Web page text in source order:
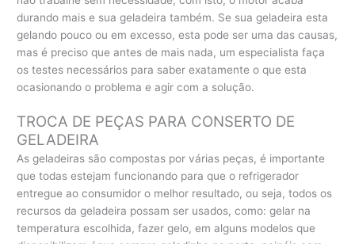
durando mais e sua geladeira também. Se sua geladeira esta
gelando pouco ou em excesso, esta pode ser uma das causas,
mas é preciso que antes de mais nada, um especialista faça
os testes necessários para saber exatamente o que esta
ocasionando o problema e agir com a solução.
TROCA DE PEÇAS PARA CONSERTO DE
GELADEIRA
As geladeiras são compostas por várias peças, é importante
que todas estejam funcionando para que o refrigerador
entregue ao consumidor o melhor resultado, ou seja, todos os
recursos da geladeira possam ser usados, como: gelar na
temperatura escolhida, fazer gelo, em alguns modelos que